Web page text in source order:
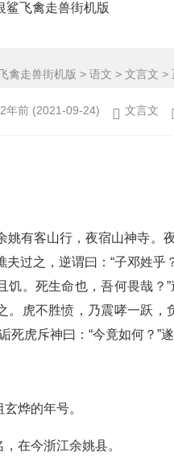
鲨飞禽走兽街机版
禽走兽街机版 > 语文 > 文言文 >
2年前 (2021-09-24) 文言文
姚有客山行，夜宿山神寺。
夫过之，逆谓曰：“子邓姓乎
饥。死生命也，吾何畏哉？
。虎不胜愤，乃震哮一跃，
死虎斥神曰：“今竟如何？”遂
烨的年号。
在今浙江余姚县。